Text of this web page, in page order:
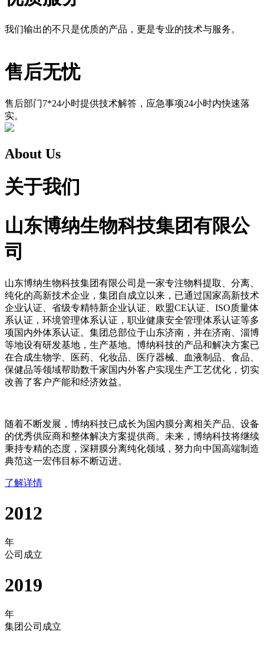
我们输出的不只是优质的产品，更是专业的技术与服务。
售后无忧
售后部门7*24小时提供技术解答，应急事项24小时内快速落
实。
About Us
关于我们
山东博纳生物科技集团有限公
司
山东博纳生物科技集团有限公司是一家专注物料提取、分离、
纯化的高新技术企业，集团自成立以来，已通过国家高新技术
企业认证、省级专精特新企业认证、欧盟CE认证、ISO质量体
系认证，环境管理体系认证，职业健康安全管理体系认证等多
项国内外体系认证。集团总部位于山东济南，并在济南、淄博
等地设有研发基地，生产基地。博纳科技的产品和解决方案已
在合成生物学、医药、化妆品、医疗器械、血液制品、食品、
保健品等领域帮助数千家国内外客户实现生产工艺优化，切实
改善了客户产能和经济效益。
随着不断发展，博纳科技已成长为国内膜分离相关产品、设备
的优秀供应商和整体解决方案提供商。未来，博纳科技将继续
秉持专精的态度，深耕膜分离纯化领域，努力向中国高端制造
典范这一宏伟目标不断迈进。
了解详情
2012
年
公司成立
2019
年
集团公司成立